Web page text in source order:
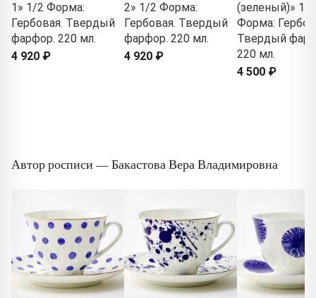
1» 1/2 Форма:
Гербовая. Твердый
фарфор. 220 мл.
4 920 ₽
2» 1/2 Форма:
Гербовая. Твердый
фарфор. 220 мл.
4 920 ₽
(зеленый)» 1/2
Форма:
Твердый
220 мл.
4 500 ₽
Автор росписи — Бакастова Вера Владимировна